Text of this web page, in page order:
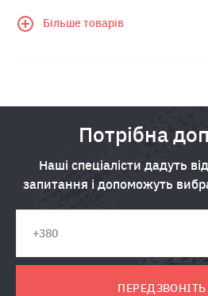
Більше товарів
Потрібна
Наші спеціалісти дадуть
запитання і допоможуть
ПЕРЕДЗВОНІТЬ